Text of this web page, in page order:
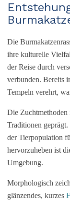
Die
ihre kulturelle
der Reise durch
verbunden. Bereits
Tempeln verehrt,
Die Zuchtmethoden
Traditionen
der Tierpopulation
hervorzuheben ist
Umgebung.
Morphologisch
glänzendes, kurzes